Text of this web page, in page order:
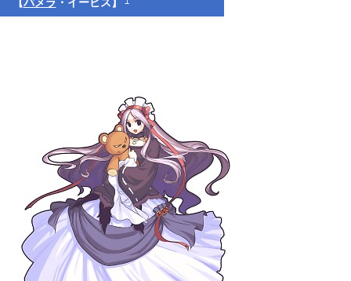
【パメラ ・イービス】